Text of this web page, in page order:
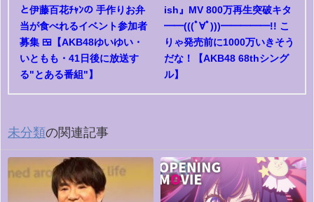
と伊藤百花ﾁｬﾝの 手作りお弁
当が食べれるイベント参加者
募集 🍱【AKB48ゆいゆい・
いともも・41日後に放送す
る"とある番組"】
ish』MV 800万再生突破キタ
━━(((ﾟ∀ﾟ)))━━━━━!! こ
りゃ発売前に1000万いきそう
だな！【AKB48 68thシング
ル】
未分類の関連記事